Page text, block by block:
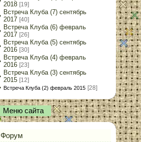
2018 [19]
Встреча Клуба (7) сентябрь
2017 [40]
Встреча Клуба (6) февраль
2017 [26]
Встреча Клуба (5) сентябрь
2016 [30]
Встреча Клуба (4) февраль
2016 [23]
Встреча Клуба (3) сентябрь
2015 [12]
Встреча Клуба (2) февраль 2015 [28]
Меню сайта
Форум